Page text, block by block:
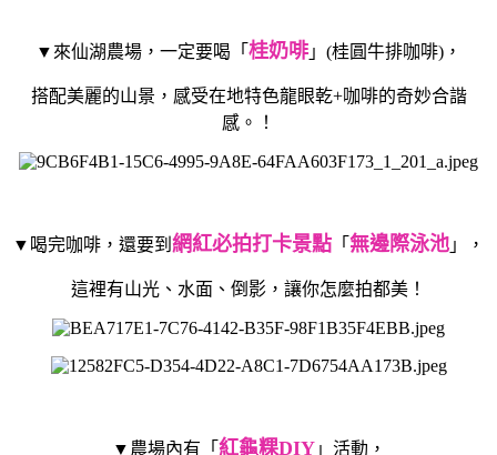
▼來仙湖農場，一定要喝「 桂奶啡 」(桂圓牛排咖啡)，
搭配美麗的山景，感受在地特色龍眼乾+咖啡的奇妙合諧
感。！
▼喝完咖啡，還要到 網紅必拍打卡景點 「 無邊際泳池 」，
這裡有山光、水面、倒影，讓你怎麼拍都美！
▼農場內有「 紅龜粿DIY」活動，